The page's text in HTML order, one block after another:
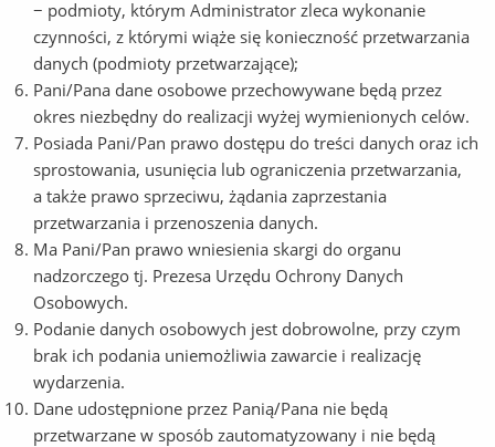
− podmioty, którym Administrator zleca wykonanie
czynności, z którymi wiąże się konieczność przetwarzania
danych (podmioty przetwarzające);
Pani/Pana dane osobowe przechowywane będą przez
okres niezbędny do realizacji wyżej wymienionych celów.
Posiada Pani/Pan prawo dostępu do treści danych oraz ich
sprostowania, usunięcia lub ograniczenia przetwarzania,
a także prawo sprzeciwu, żądania zaprzestania
przetwarzania i przenoszenia danych.
Ma Pani/Pan prawo wniesienia skargi do organu
nadzorczego tj. Prezesa Urzędu Ochrony Danych
Osobowych.
Podanie danych osobowych jest dobrowolne, przy czym
brak ich podania uniemożliwia zawarcie i realizację
wydarzenia.
Dane udostępnione przez Panią/Pana nie będą
przetwarzane w sposób zautomatyzowany i nie będą